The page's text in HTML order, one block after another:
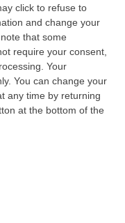
click to refuse to
and change your
that some
require your consent,
Your
You can change your
any time by returning
at the bottom of the
allo
Mantia, Situm e